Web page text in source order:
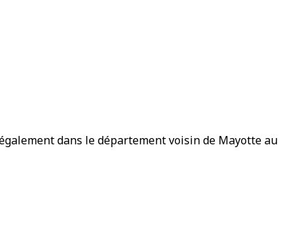
dans le département voisin de Mayotte au